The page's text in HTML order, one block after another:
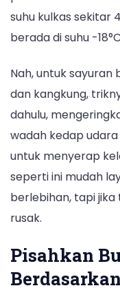
suhu kulkas sekitar
berada di suhu -
Nah, untuk sayuran
dan kangkung,
dahulu,
wadah kedap
untuk menyerap
seperti ini mudah
berlebihan, tapi
rusak.
Pisahkan